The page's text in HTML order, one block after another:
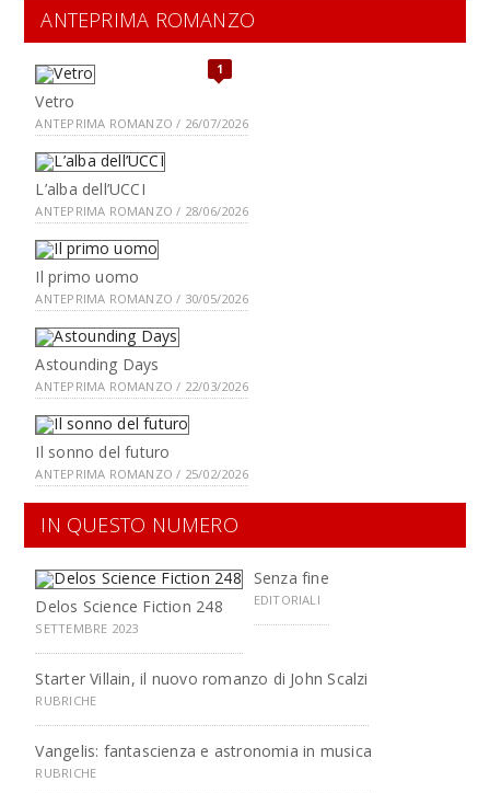
ANTEPRIMA ROMANZO
1
Vetro
ANTEPRIMA ROMANZO / 26/07/2026
L’alba dell’UCCI
ANTEPRIMA ROMANZO / 28/06/2026
Il primo uomo
ANTEPRIMA ROMANZO / 30/05/2026
Astounding Days
ANTEPRIMA ROMANZO / 22/03/2026
Il sonno del futuro
ANTEPRIMA ROMANZO / 25/02/2026
IN QUESTO NUMERO
Delos Science Fiction 248
SETTEMBRE 2023
Senza fine
EDITORIALI
Starter Villain, il nuovo romanzo di John Scalzi
RUBRICHE
Vangelis: fantascienza e astronomia in musica
RUBRICHE